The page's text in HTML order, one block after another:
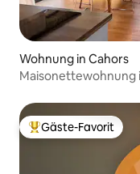
Wohnung in Cahors
Maisonettewohnung
Beliebter Gäste-
Gäste-Favorit